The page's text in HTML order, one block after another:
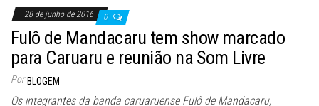
28 de junho de 2016 0
Fulô de Mandacaru tem show marcado
para Caruaru e reunião na Som Livre
Por BLOGEM
Os integrantes da banda caruaruense Fulô de Mandacaru,